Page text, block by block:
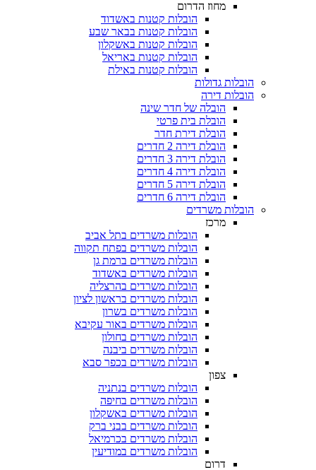
הובלות קטנות באשדוד
הובלות קטנות בבאר שבע
הובלות קטנות באשקלון
הובלות קטנות באריאל
הובלות קטנות באילת
הובלה של חדר שינה
הובלות משרדים בתל אביב
הובלות משרדים בפתח תקווה
הובלות משרדים ברמת גן
הובלות משרדים באשדוד
הובלות משרדים בהרצליה
הובלות משרדים בראשון לציון
הובלות משרדים בשרון
הובלות משרדים באור עקיבא
הובלות משרדים בחולון
הובלות משרדים ביבנה
הובלות משרדים בכפר סבא
הובלות משרדים בנתניה
הובלות משרדים בחיפה
הובלות משרדים באשקלון
הובלות משרדים בבני ברק
הובלות משרדים בכרמיאל
הובלות משרדים במודיעין